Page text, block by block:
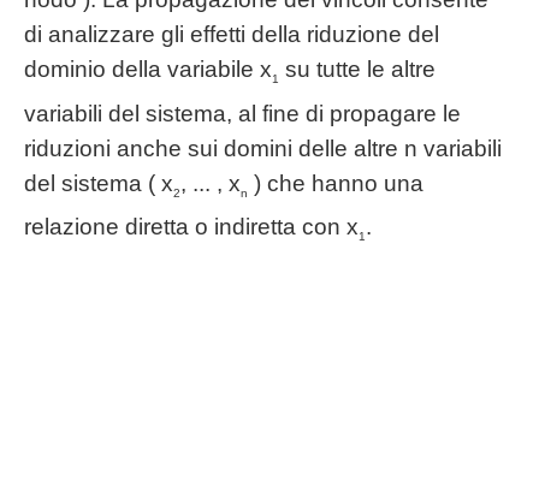
di analizzare gli effetti della riduzione del
dominio della variabile x1
su tutte le altre
variabili del sistema, al fine di propagare le
riduzioni anche sui domini delle altre n variabili
del sistema ( x2, ... , xn ) che hanno una
relazione diretta o indiretta con x1 .